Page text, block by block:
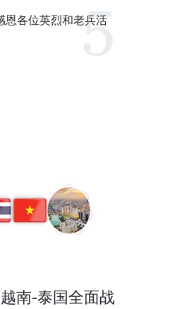
恩各位英烈和老兵活
越南-泰国全面战